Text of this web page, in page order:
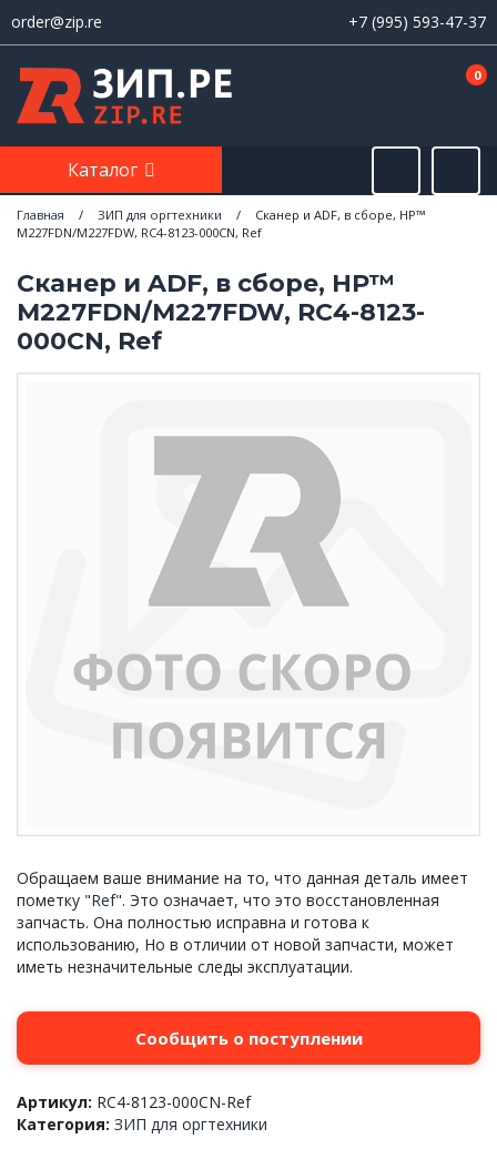
order@zip.re +7 (995) 593-47-37
0
Каталог
Главная / ЗИП для оргтехники /
Сканер и ADF, в сборе, HP™
M227FDN/M227FDW, RC4-8123-000CN, Ref
Сканер и ADF, в сборе, HP™
M227FDN/M227FDW, RC4-8123-
000CN, Ref
Обращаем ваше внимание на то, что данная деталь имеет
пометку "Ref". Это означает, что это восстановленная
запчасть. Она полностью исправна и готова к
использованию, Но в отличии от новой запчасти, может
иметь незначительные следы эксплуатации.
Сообщить о поступлении
Артикул: RC4-8123-000CN-Ref
Категория: ЗИП для оргтехники